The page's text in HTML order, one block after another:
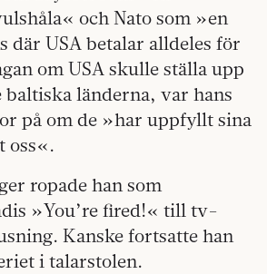
och Nato som »en
där USA betalar alldeles för
om USA skulle ställa upp
baltiska länderna, var hans
på om de »har uppfyllt sina
oss«.
ropade han som
»You’re fired!« till tv-
Kanske fortsatte han
i talarstolen.